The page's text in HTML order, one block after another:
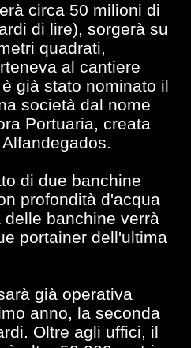
circa 50 milioni di
di lire), sorgerà su
quadrati,
al cantiere
già stato nominato il
società dal nome
Portuaria, creata
di due banchine
profondità d'acqua
banchine verrà
portainer dell'ultima
già operativa
anno, la seconda
Oltre agli uffici, il